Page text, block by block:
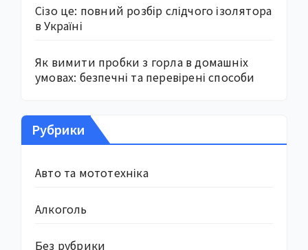
Сізо це: повний розбір слідчого ізолятора
в Україні
Як вимити пробки з горла в домашніх
умовах: безпечні та перевірені способи
Рубрики
Авто та мототехніка
Алкоголь
Без рубрики